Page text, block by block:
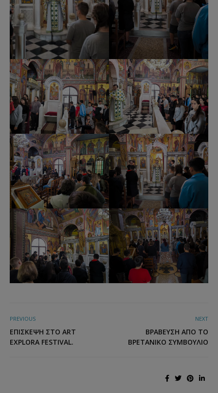
PREVIOUS
ΕΠΊΣΚΕΨΗ ΣΤΟ ART
EXPLORA FESTIVAL.
NEXT
ΒΡΆΒΕΥΣΗ ΑΠΌ ΤΟ
ΒΡΕΤΑΝΙΚΌ ΣΥΜΒΟΎΛΙΟ